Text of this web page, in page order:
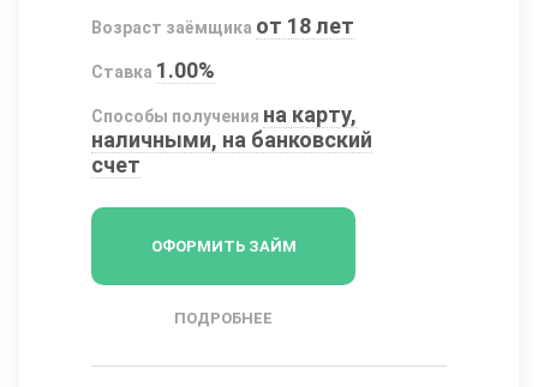
Возраст заёмщика от 18 лет
Ставка 1.00%
Способы получения на карту,
наличными, на банковский
счет
ОФОРМИТЬ ЗАЙМ
ПОДРОБНЕЕ